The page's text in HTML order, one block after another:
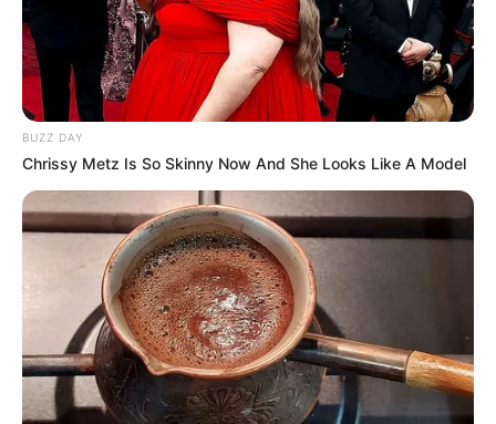
BUZZ DAY
Chrissy Metz Is So Skinny Now And She Looks Like A Model